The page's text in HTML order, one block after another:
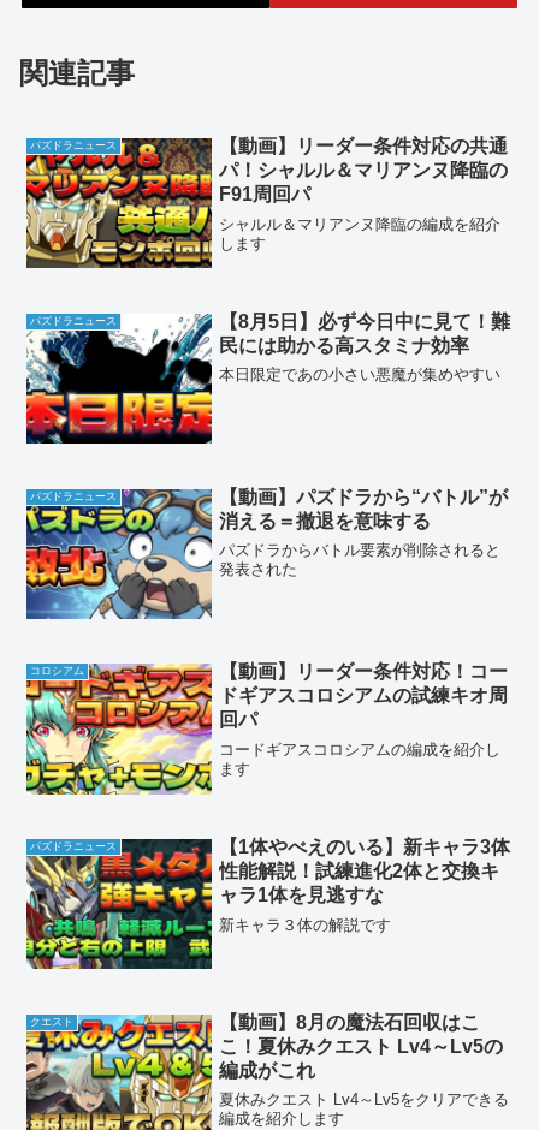
関連記事
パズドラニュース
【動画】リーダー条件対応の共通
パ！シャルル＆マリアンヌ降臨の
F91周回パ
シャルル＆マリアンヌ降臨の編成を紹介
します
パズドラニュース
【8月5日】必ず今日中に見て！難
民には助かる高スタミナ効率
本日限定であの小さい悪魔が集めやすい
パズドラニュース
【動画】パズドラから“バトル”が
消える＝撤退を意味する
パズドラからバトル要素が削除されると
発表された
コロシアム
【動画】リーダー条件対応！コー
ドギアスコロシアムの試練キオ周
回パ
コードギアスコロシアムの編成を紹介し
ます
パズドラニュース
【1体やべえのいる】新キャラ3体
性能解説！試練進化2体と交換キ
ャラ1体を見逃すな
新キャラ３体の解説です
クエスト
【動画】8月の魔法石回収はこ
こ！夏休みクエスト Lv4～Lv5の
編成がこれ
夏休みクエスト Lv4～Lv5をクリアできる
編成を紹介します